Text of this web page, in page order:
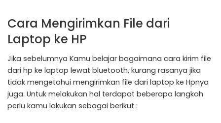
Cara Mengirimkan File dari
Laptop ke HP
Jika sebelumnya Kamu belajar bagaimana cara kirim file
dari hp ke laptop lewat bluetooth, kurang rasanya jika
tidak mengetahui mengirimkan file dari laptop ke Hpnya
juga. Untuk melakukan hal terdapat beberapa langkah
perlu kamu lakukan sebagai berikut :